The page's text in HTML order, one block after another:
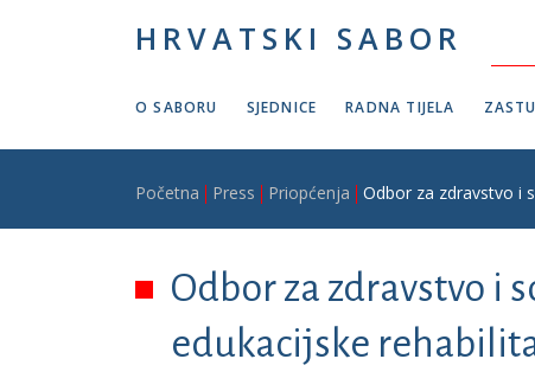
HRVATSKI SABOR
O SABORU SJEDNICE RADNA TIJELA
Breadcrumb
Početna Press Priopćenja Odbor za zdravstvo i
Odbor za zdravstvo i
edukacijske